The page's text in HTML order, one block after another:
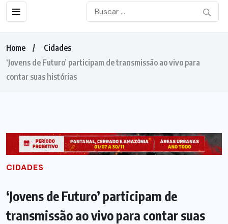
Home
Cidades
‘Jovens de Futuro’ participam de transmissão ao vivo para
contar suas histórias
CIDADES
‘Jovens de Futuro’ participam de
transmissão ao vivo para contar suas